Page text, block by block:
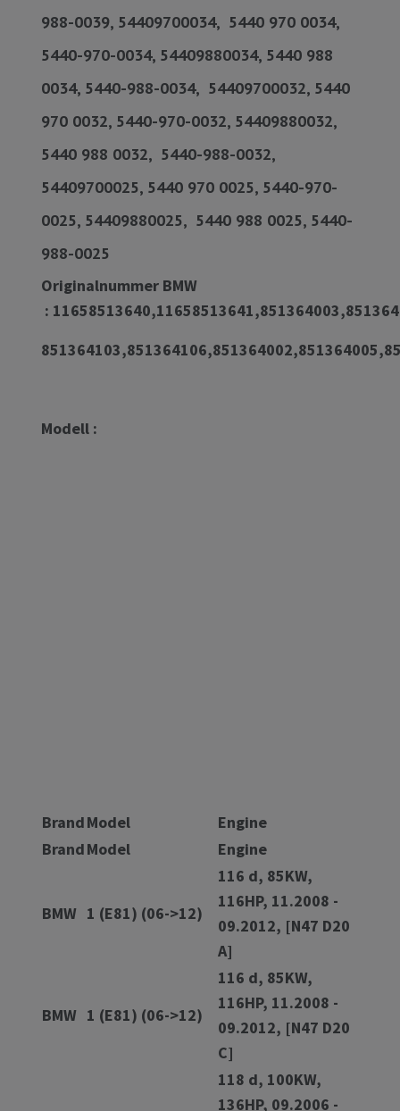
988-0039, 54409700034, 5440 970 0034,
5440-970-0034, 54409880034, 5440 988
0034, 5440-988-0034, 54409700032, 5440
970 0032, 5440-970-0032, 54409880032,
5440 988 0032, 5440-988-0032,
54409700025, 5440 970 0025, 5440-970-
0025, 54409880025, 5440 988 0025, 5440-
988-0025
Originalnummer BMW
:
Modell :
BrandModel
Engine
BrandModel Engine
BMW 1 (E81) (06->12)
116 d, 85KW,
116HP, 11.2008 -
09.2012, [N47 D20
A]
BMW 1 (E81) (06->12)
116 d, 85KW,
116HP, 11.2008 -
09.2012, [N47 D20
C]
118 d, 100KW,
136HP, 09.2006 -